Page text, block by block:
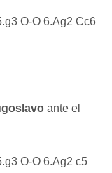
O-O 6.Ag2 Cc6
ante el
O-O 6.Ag2 c5